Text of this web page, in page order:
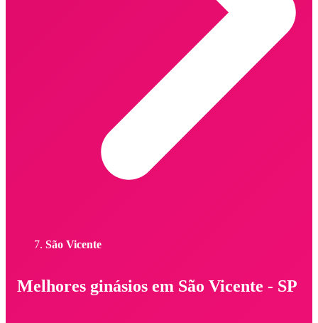
São Vicente
Melhores ginásios em São Vicente - SP